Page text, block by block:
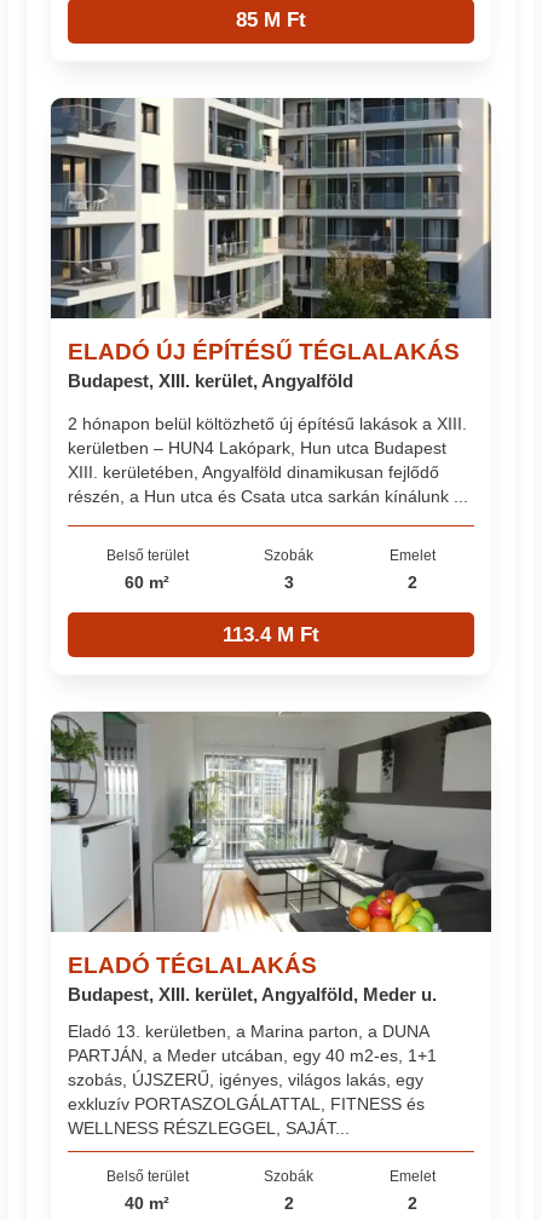
85 M Ft
ELADÓ ÚJ ÉPÍTÉSŰ TÉGLALAKÁS
Budapest, XIII. kerület, Angyalföld
2 hónapon belül költözhető új építésű lakások a XIII.
kerületben – HUN4 Lakópark, Hun utca Budapest
XIII. kerületében, Angyalföld dinamikusan fejlődő
részén, a Hun utca és Csata utca sarkán kínálunk ...
Belső terület
60 m²
Szobák
3
Emelet
2
113.4 M Ft
ELADÓ TÉGLALAKÁS
Budapest, XIII. kerület, Angyalföld, Meder u.
Eladó 13. kerületben, a Marina parton, a DUNA
PARTJÁN, a Meder utcában, egy 40 m2-es, 1+1
szobás, ÚJSZERŰ, igényes, világos lakás, egy
exkluzív PORTASZOLGÁLATTAL, FITNESS és
WELLNESS RÉSZLEGGEL, SAJÁT...
Belső terület
40 m²
Szobák
2
Emelet
2